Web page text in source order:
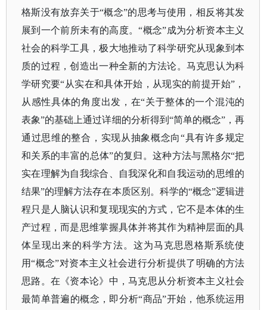
格斯没有放弃关于“概念”的思考与使用，相反将其发
展到一个前所未有的高度。“概念”成为分析资本主义
社会的科学工具，极大地推动了科学研究从现象到本
质的过程，创造出一种全新的方法论。马克思认为科
学研究要“从实在和具体开始，从现实的前提开始”，
从感性具体的角度出发，在“关于整体的一个混沌的
表象”的基础上通过详细的分析得到“简单的概念”，再
通过思维的整合，实现从抽象概念向“具有许多规定
和关系的丰富的总体”的复归。这种方法与黑格尔“把
实在理解为自我综合、自我深化和自我运动的思维的
结果”的理解方法存在本质区别。科学的“概念”逻辑进
程只是人脑认识和复现现实的方式，它不是本体的生
产过程，而是思维掌握具体并将其作为精神层面的具
体呈现出来的科学方法。这为马克思恩格斯系统使
用“概念”对资本主义社会进行分析提供了明确的方法
思路。在《资本论》中，马克思从分析资本主义社会
最简单普遍的概念，即分析“商品”开始，他系统运用